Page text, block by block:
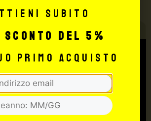
IL TUOsubito
sconto del 5%
primo acquisto